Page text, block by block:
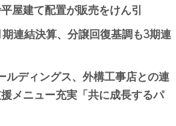
屋建て配置が販売をけん引
連結決算、分譲回復基調も3期連
ルディングス、外構工事店との連
メニュー充実「共に成長するパ